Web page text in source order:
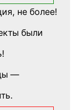
не более!
были
—